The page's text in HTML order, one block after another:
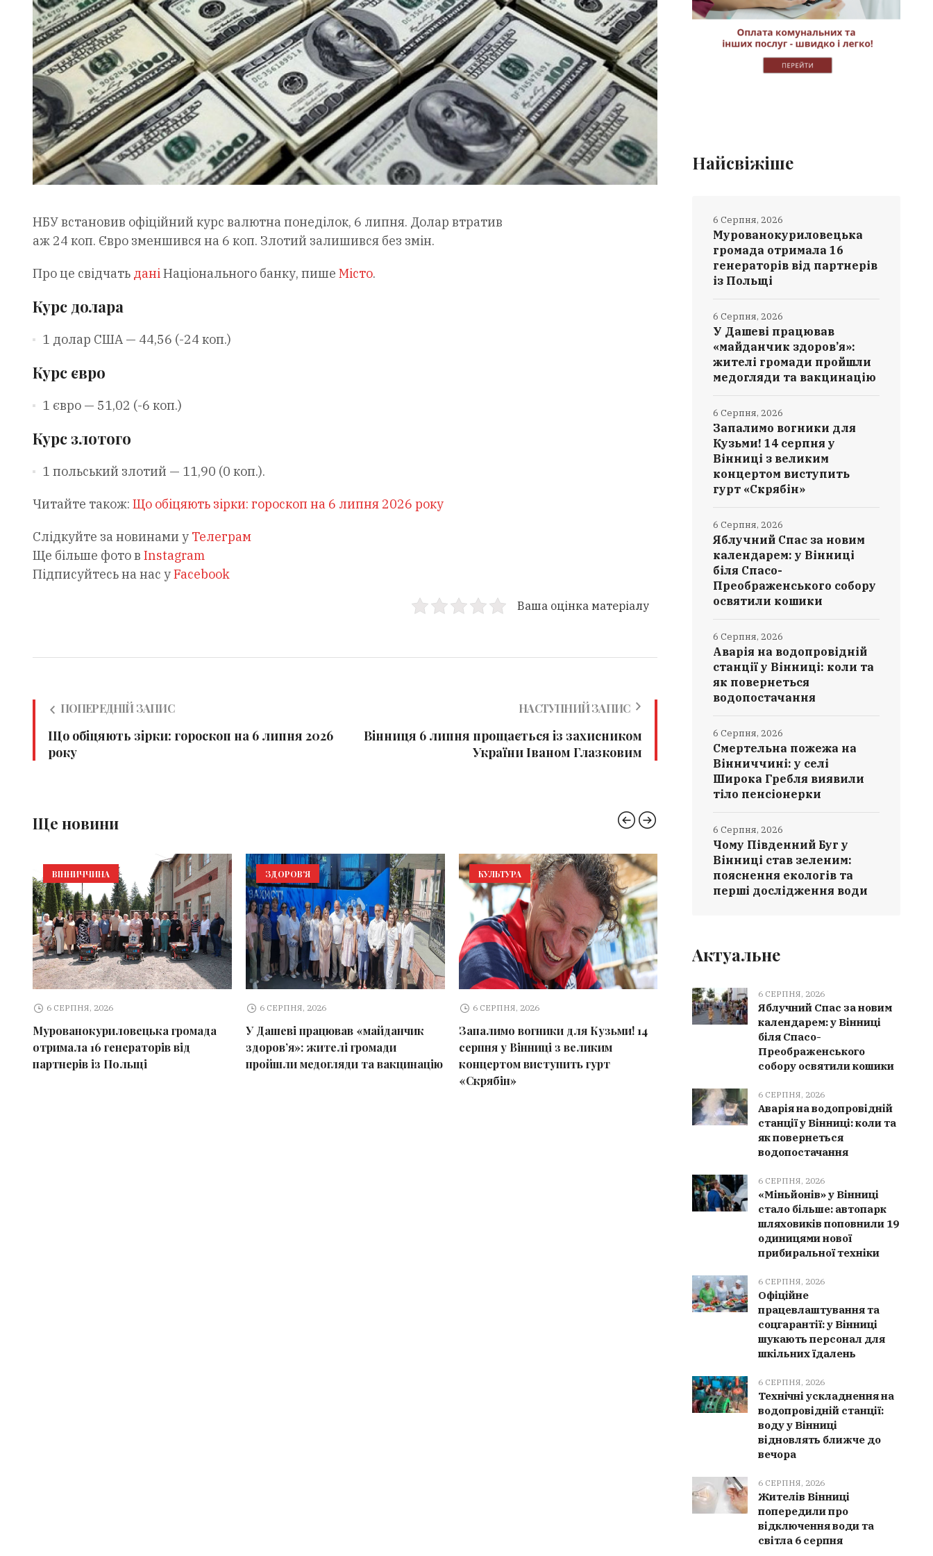
НБУ встановив офіційний курс валютна понеділок, 6 липня. Долар втратив
аж 24 коп. Євро зменшився на 6 коп. Злотий залишився без змін.
Про це свідчать даніНаціонального банку, пише Місто.
Курс долара
1 долар США — 44,56 (-24 коп.)
Курс євро
1 євро — 51,02 (-6 коп.)
Курс злотого
1 польський злотий — 11,90 (0 коп.).
Читайте також: Що обіцяють зірки: гороскоп на 6 липня 2026 року
Слідкуйте за новинами у Телеграм
Ще більше фото в Instagram
Підписуйтесь на нас уFacebook
Ваша оцінка матеріалу
ПОПЕРЕДНІЙ ЗАПИС
Що обіцяють зірки: гороскоп на 6 липня 2026
року
НАСТУПНИЙ ЗАПИС
Вінниця 6 липня прощається із захисником
України Іваном Глазковим
Ще новини
ВІННИЧЧИНА
6 СЕРПНЯ, 2026
Мурованокуриловецька громада
отримала 16 генераторів від
партнерів із Польщі
ЗДОРОВ'Я
6 СЕРПНЯ, 2026
У Дашеві працював «майданчик
здоров’я»: жителі громади
пройшли медогляди та вакцинацію
КУЛЬТУРА
6 СЕРПНЯ, 2026
Запалимо вогники для Кузьми! 14
серпня у Вінниці з великим
концертом виступить гурт
«Скрябін»
НОВИНИ ВІННИЦІ
6 СЕРПНЯ, 2026
Яблучний Спас за новим
календарем: у Вінниці біля Спасо-
Преображенського собору
Найсвіжіше
Мурованокуриловецька
громада отримала 16
генераторів від партнерів
із Польщі
6 Серпня, 2026
У Дашеві працював
«майданчик здоров’я»:
жителі громади пройшли
медогляди та вакцинацію
6 Серпня, 2026
Запалимо вогники для
Кузьми! 14 серпня у
Вінниці з великим
концертом виступить
гурт «Скрябін»
6 Серпня, 2026
Яблучний Спас за новим
календарем: у Вінниці
біля Спасо-
Преображенського собору
освятили кошики
6 Серпня, 2026
Аварія на водопровідній
станції у Вінниці: коли та
як повернеться
водопостачання
6 Серпня, 2026
Смертельна пожежа на
Вінниччині: у селі
Широка Гребля виявили
тіло пенсіонерки
6 Серпня, 2026
Чому Південний Буг у
Вінниці став зеленим:
пояснення екологів та
перші дослідження води
6 Серпня, 2026
Актуальне
6 СЕРПНЯ, 2026
Яблучний Спас за новим
календарем: у Вінниці
біля Спасо-
Преображенського
собору освятили кошики
6 СЕРПНЯ, 2026
Аварія на водопровідній
станції у Вінниці: коли та
як повернеться
водопостачання
6 СЕРПНЯ, 2026
«Міньйонів» у Вінниці
стало більше: автопарк
шляховиків поповнили 19
одиницями нової
прибиральної техніки
6 СЕРПНЯ, 2026
Офіційне
працевлаштування та
соцгарантії: у Вінниці
шукають персонал для
шкільних їдалень
6 СЕРПНЯ, 2026
Технічні ускладнення на
водопровідній станції:
воду у Вінниці
відновлять ближче до
вечора
6 СЕРПНЯ, 2026
Жителів Вінниці
попередили про
відключення води та
світла 6 серпня